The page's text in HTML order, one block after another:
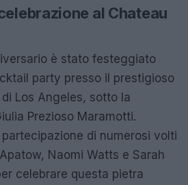
al Chateau
è stato festeggiato
party presso il prestigioso
di Los Angeles, sotto la
Prezioso Maramotti.
partecipazione di numerosi volti
Naomi Watts e Sarah
celebrare questa pietra